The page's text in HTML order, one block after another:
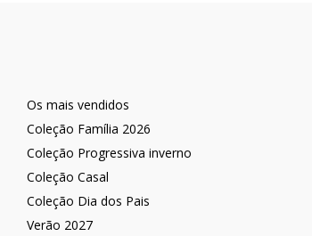
Os mais vendidos
Coleção Família 2026
Coleção Progressiva inverno
Coleção Casal
Coleção Dia dos Pais
Verão 2027